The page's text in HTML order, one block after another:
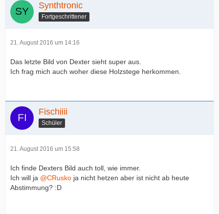
Synthtronic
Fortgeschrittener
21. August 2016 um 14:16
Das letzte Bild von Dexter sieht super aus.
Ich frag mich auch woher diese Holzstege herkommen.
Fischiiii
Schüler
21. August 2016 um 15:58
Ich finde Dexters Bild auch toll, wie immer.
Ich will ja @CRusko ja nicht hetzen aber ist nicht ab heute
Abstimmung? :D